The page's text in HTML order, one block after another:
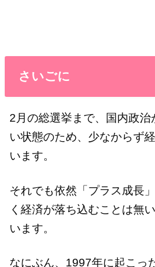
さいごに
2月の総選挙まで、国内政
い状態のため、少なからず
います。
それでも依然「プラス成長
く経済が落ち込むことは無
います。
なにぶん、1997年に起こっ